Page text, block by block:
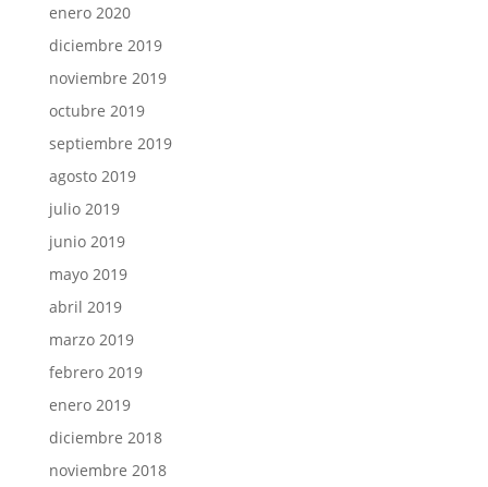
enero 2020
diciembre 2019
noviembre 2019
octubre 2019
septiembre 2019
agosto 2019
julio 2019
junio 2019
mayo 2019
abril 2019
marzo 2019
febrero 2019
enero 2019
diciembre 2018
noviembre 2018